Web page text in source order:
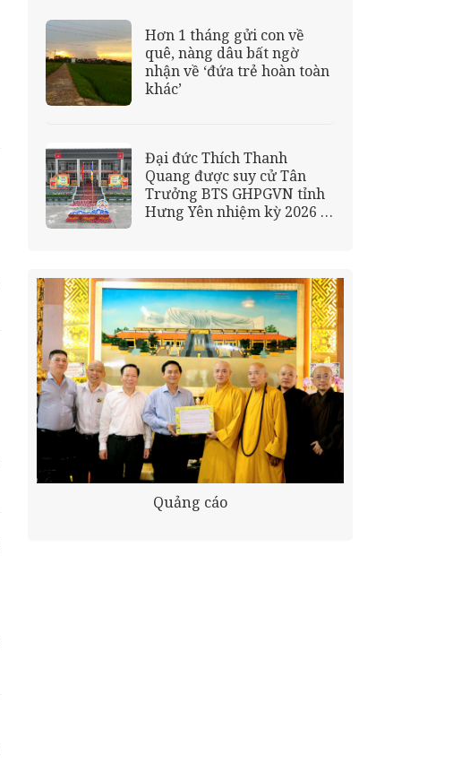
Hơn 1 tháng gửi con về
quê, nàng dâu bất ngờ
nhận về ‘đứa trẻ hoàn toàn
khác’
Đại đức Thích Thanh
Quang được suy cử Tân
Trưởng BTS GHPGVN tỉnh
Hưng Yên nhiệm kỳ 2026 –
Quảng cáo